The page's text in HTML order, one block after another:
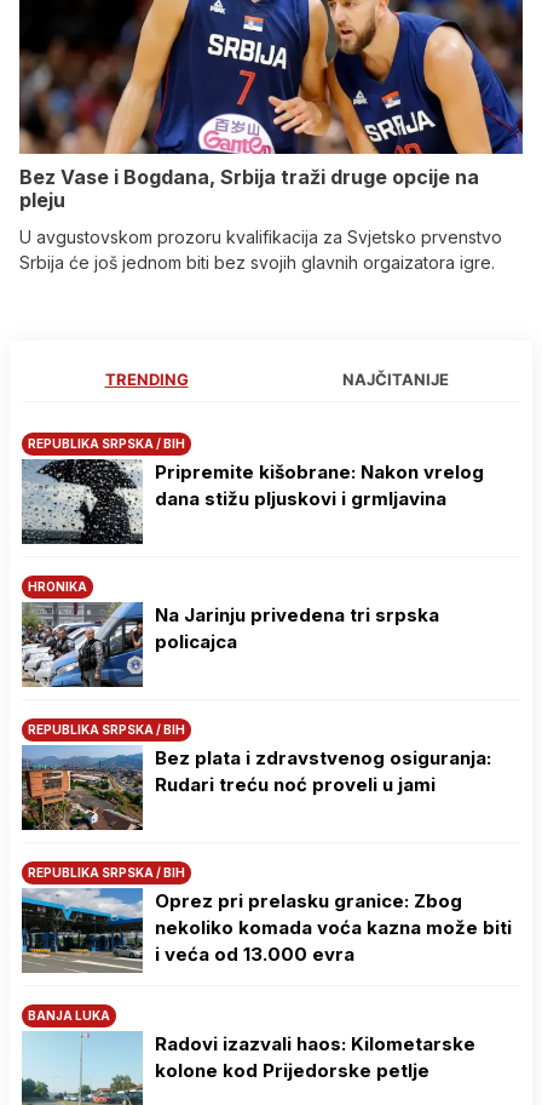
Bez Vase i Bogdana, Srbija traži druge opcije na
pleju
U avgustovskom prozoru kvalifikacija za Svjetsko prvenstvo
Srbija će još jednom biti bez svojih glavnih orgaizatora igre.
TRENDING NAJČITANIJE
REPUBLIKA SRPSKA / BIH
Pripremite kišobrane: Nakon vrelog
dana stižu pljuskovi i grmljavina
HRONIKA
Na Јarinju privedena tri srpska
policajca
REPUBLIKA SRPSKA / BIH
Bez plata i zdravstvenog osiguranja:
Rudari treću noć proveli u jami
REPUBLIKA SRPSKA / BIH
Oprez pri prelasku granice: Zbog
nekoliko komada voća kazna može biti
i veća od 13.000 evra
BANJA LUKA
Radovi izazvali haos: Kilometarske
kolone kod Prijedorske petlje